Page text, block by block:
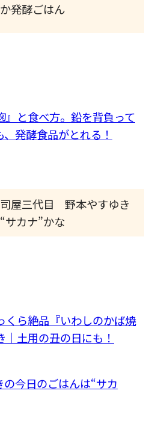
発酵ごはん
』と食べ方。鉛を背負って
発酵食品がとれる！
屋三代目 野本やすゆき
サカナ”かな
くら絶品『いわしのかば焼
｜土用の丑の日にも！
今日のごはんは“サカ